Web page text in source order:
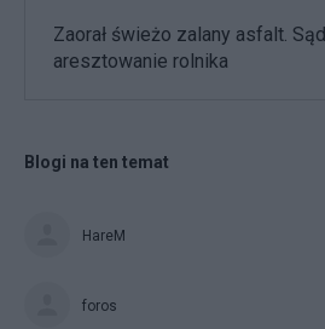
Zaorał świeżo zalany asfalt.
aresztowanie rolnika
Blogi na ten temat
HareM
foros